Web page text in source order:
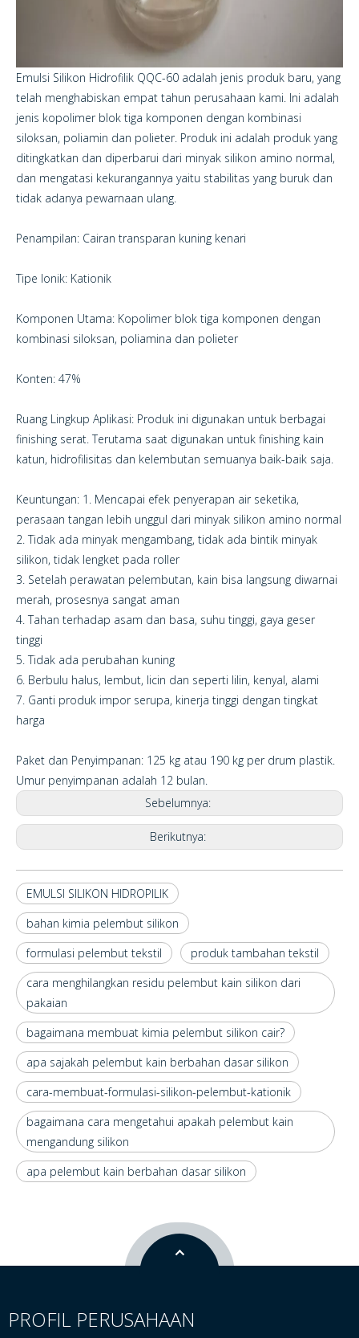
Emulsi Silikon Hidrofilik QQC-60 adalah jenis produk baru, yang
telah menghabiskan empat tahun perusahaan kami. Ini adalah
jenis kopolimer blok tiga komponen dengan kombinasi
siloksan, poliamin dan polieter. Produk ini adalah produk yang
ditingkatkan dan diperbarui dari minyak silikon amino normal,
dan mengatasi kekurangannya yaitu stabilitas yang buruk dan
tidak adanya pewarnaan ulang.
Penampilan: Cairan transparan kuning kenari
Tipe Ionik: Kationik
Komponen Utama: Kopolimer blok tiga komponen dengan
kombinasi siloksan, poliamina dan polieter
Konten: 47%
Ruang Lingkup Aplikasi: Produk ini digunakan untuk berbagai
finishing serat. Terutama saat digunakan untuk finishing kain
katun, hidrofilisitas dan kelembutan semuanya baik-baik saja.
Keuntungan: 1. Mencapai efek penyerapan air seketika,
perasaan tangan lebih unggul dari minyak silikon amino normal
2. Tidak ada minyak mengambang, tidak ada bintik minyak
silikon, tidak lengket pada roller
3. Setelah perawatan pelembutan, kain bisa langsung diwarnai
merah, prosesnya sangat aman
4. Tahan terhadap asam dan basa, suhu tinggi, gaya geser
tinggi
5. Tidak ada perubahan kuning
6. Berbulu halus, lembut, licin dan seperti lilin, kenyal, alami
7. Ganti produk impor serupa, kinerja tinggi dengan tingkat
harga
Paket dan Penyimpanan: 125 kg atau 190 kg per drum plastik.
Umur penyimpanan adalah 12 bulan.
Sebelumnya:
Berikutnya:
EMULSI SILIKON HIDROPILIK
bahan kimia pelembut silikon
formulasi pelembut tekstil
produk tambahan tekstil
cara menghilangkan residu pelembut kain silikon dari
pakaian
bagaimana membuat kimia pelembut silikon cair?
apa sajakah pelembut kain berbahan dasar silikon
cara-membuat-formulasi-silikon-pelembut-kationik
bagaimana cara mengetahui apakah pelembut kain
mengandung silikon
apa pelembut kain berbahan dasar silikon
PROFIL PERUSAHAAN